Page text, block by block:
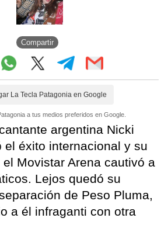
Compartir
La Tecla Patagonia en Google
a tus medios preferidos en Google.
argentina Nicki
el éxito internacional y su
Movistar Arena cautivó a
Lejos quedó su
de Peso Pluma,
a él infraganti con otra